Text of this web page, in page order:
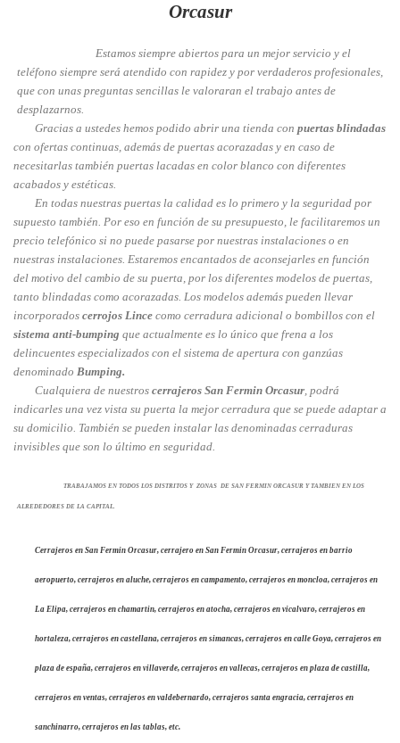
Orcasur
Estamos siempre abiertos para un mejor servicio y el
teléfono siempre será atendido con rapidez y por verdaderos profesionales,
que con unas preguntas sencillas le valoraran el trabajo antes de
desplazarnos.
Gracias a ustedes hemos podido abrir una tienda con puertas blindadas
con ofertas continuas, además de puertas acorazadas y en caso de
necesitarlas también puertas lacadas en color blanco con diferentes
acabados y estéticas.
En todas nuestras puertas la calidad es lo primero y la seguridad por
supuesto también. Por eso en función de su presupuesto, le facilitaremos un
precio telefónico si no puede pasarse por nuestras instalaciones o en
nuestras instalaciones. Estaremos encantados de aconsejarles en función
del motivo del cambio de su puerta, por los diferentes modelos de puertas,
tanto blindadas como acorazadas. Los modelos además pueden llevar
incorporados cerrojos Lince como cerradura adicional o bombillos con el
sistema anti-bumping que actualmente es lo único que frena a los
delincuentes especializados con el sistema de apertura con ganzúas
denominado Bumping.
Cualquiera de nuestros cerrajeros San Fermin Orcasur, podrá
indicarles una vez vista su puerta la mejor cerradura que se puede adaptar a
su domicilio. También se pueden instalar las denominadas cerraduras
invisibles que son lo último en seguridad.
TRABAJAMOS EN TODOS LOS DISTRITOS Y ZONAS DE SAN FERMIN ORCASUR Y TAMBIEN EN LOS
ALREDEDORES DE LA CAPITAL.
Cerrajeros en San Fermin Orcasur, cerrajero en San Fermin Orcasur, cerrajeros en barrio
aeropuerto, cerrajeros en aluche, cerrajeros en campamento, cerrajeros en moncloa, cerrajeros en
La Elipa, cerrajeros en chamartin, cerrajeros en atocha, cerrajeros en vicalvaro, cerrajeros en
hortaleza, cerrajeros en castellana, cerrajeros en simancas, cerrajeros en calle Goya, cerrajeros en
plaza de españa, cerrajeros en villaverde, cerrajeros en vallecas, cerrajeros en plaza de castilla,
cerrajeros en ventas, cerrajeros en valdebernardo, cerrajeros santa engracia, cerrajeros en
sanchinarro, cerrajeros en las tablas, etc.